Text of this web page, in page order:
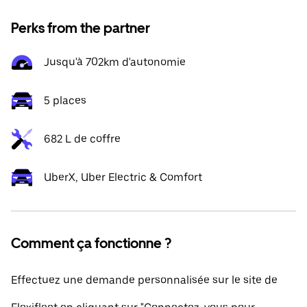
Perks from the partner
Jusqu'à 702km d'autonomie
5 places
682 L de coffre
UberX, Uber Electric & Comfort
Comment ça fonctionne ?
Effectuez une demande personnalisée sur le site de